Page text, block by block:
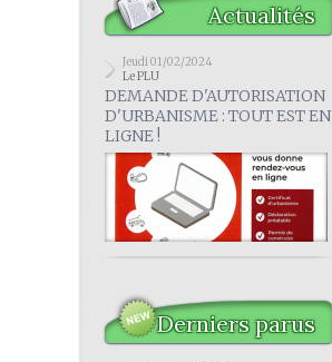
Actualités
Jeudi 01/02/2024
Le PLU
DEMANDE D'AUTORISATION
D'URBANISME : TOUT EST EN
LIGNE !
Derniers parus